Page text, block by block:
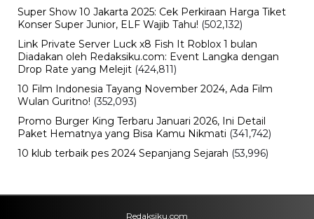
Super Show 10 Jakarta 2025: Cek Perkiraan Harga Tiket
Konser Super Junior, ELF Wajib Tahu! (502,132)
Link Private Server Luck x8 Fish It Roblox 1 bulan
Diadakan oleh Redaksiku.com: Event Langka dengan
Drop Rate yang Melejit (424,811)
10 Film Indonesia Tayang November 2024, Ada Film
Wulan Guritno! (352,093)
Promo Burger King Terbaru Januari 2026, Ini Detail
Paket Hematnya yang Bisa Kamu Nikmati (341,742)
10 klub terbaik pes 2024 Sepanjang Sejarah (53,996)
Redaksiku.com